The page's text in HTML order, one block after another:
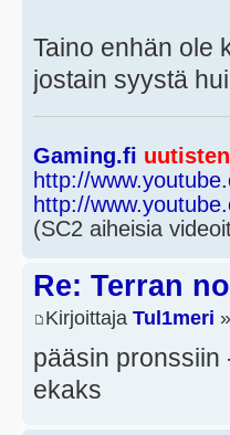
Taino enhän ole
jostain syystä
Gaming.fi
http://
http://
(SC2 aiheisia
Re: Terran
Kirjoittaja Tul1meri
pääsin pronssiin
ekaks